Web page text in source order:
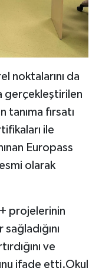
noktalarını da
gerçekleştirilen
tanıma fırsatı
ile
Europass
olarak
projelerinin
ve
ifade etti.Okul